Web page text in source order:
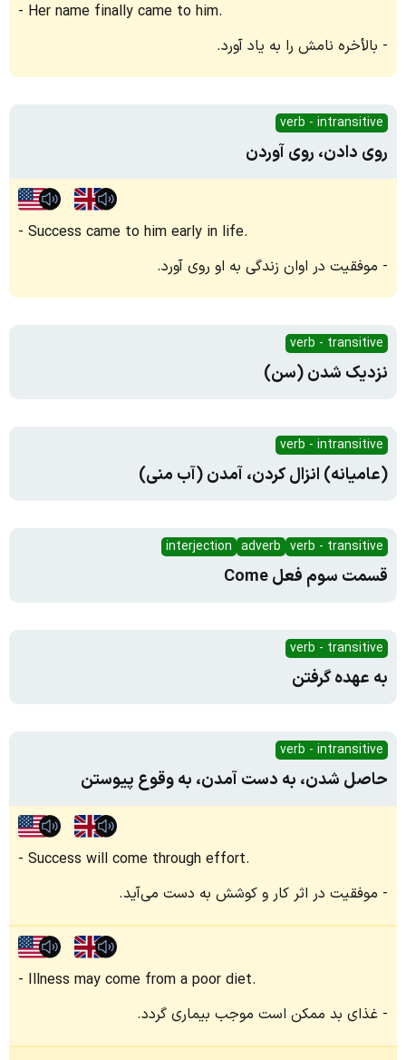
Her name finally came to him.
بالأخره نامش را به یاد آورد.
verb - intransitive
روی دادن، روی آوردن
Success came to him early in life.
موفقیت در اوان زندگی به او روی آورد.
verb - transitive
نزدیک شدن (سن)
verb - intransitive
(عامیانه) انزال کردن، آمدن (آب منی)
verb - transitive
adverb
interjection
قسمت سوم فعل Come
verb - transitive
به عهده گرفتن
verb - intransitive
حاصل شدن، به دست آمدن، به وقوع پیوستن
Success will come through effort.
موفقیت در اثر کار و کوشش به دست می‌آید.
Illness may come from a poor diet.
غذای بد ممکن است موجب بیماری گردد.